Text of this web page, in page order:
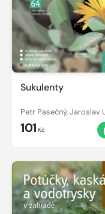
Sukulenty
101 Kč